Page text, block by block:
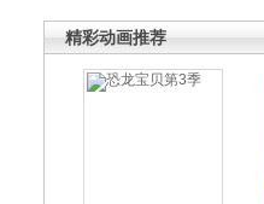
精彩动画推荐